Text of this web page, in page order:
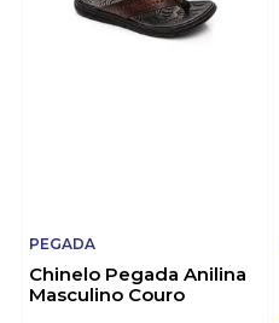
PEGADA
Chinelo Pegada Anilina
Masculino Couro